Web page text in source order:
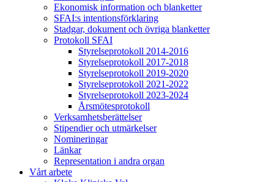
Ekonomisk information och blanketter
SFAI:s intentionsförklaring
Stadgar, dokument och övriga blanketter
Protokoll SFAI
Styrelseprotokoll 2014-2016
Styrelseprotokoll 2017-2018
Styrelseprotokoll 2019-2020
Styrelseprotokoll 2021-2022
Styrelseprotokoll 2023-2024
Årsmötesprotokoll
Verksamhetsberättelser
Stipendier och utmärkelser
Nomineringar
Länkar
Representation i andra organ
Vårt arbete